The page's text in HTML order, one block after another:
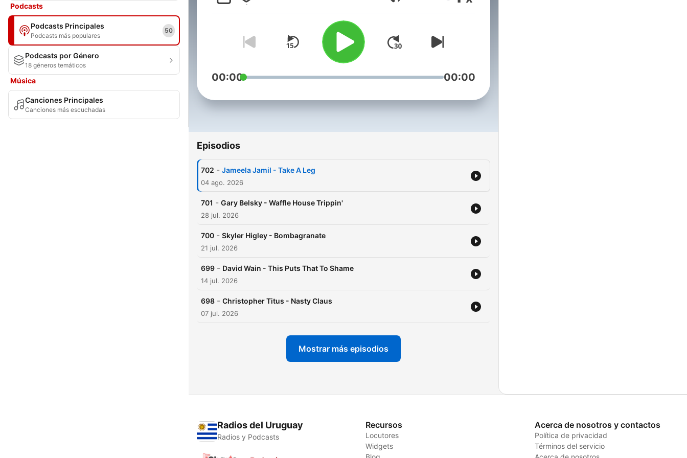
Podcasts
Podcasts Principales
Podcasts más populares
50
Podcasts por Género
18 géneros temáticos
Música
Canciones Principales
Canciones más escuchadas
www.patreon.com/dumbpeopletown
00:00 00:00
Episodios
702 - Jameela Jamil - Take A Leg
04 ago. 2026
701 - Gary Belsky - Waffle House Trippin'
28 jul. 2026
700 - Skyler Higley - Bombagranate
21 jul. 2026
699 - David Wain - This Puts That To Shame
14 jul. 2026
698 - Christopher Titus - Nasty Claus
07 jul. 2026
Mostrar más episodios
Radios del Uruguay
Radios y Podcasts
Recursos
Locutores
Widgets
Acerca de nosotros y contactos
Política de privacidad
Términos del servicio